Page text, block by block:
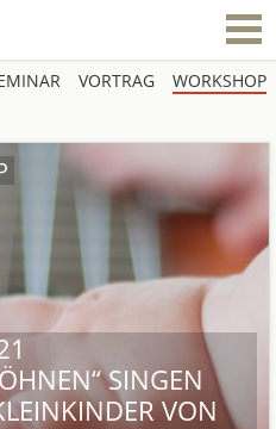
VORTRAG
WORKSHOP
SINGEN
VON